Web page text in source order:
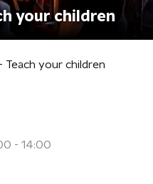
your children
Teach your children
- 14:00